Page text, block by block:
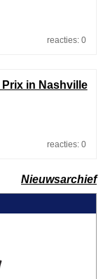
reacties: 0
Prix in Nashville
reacties: 0
Nieuwsarchief